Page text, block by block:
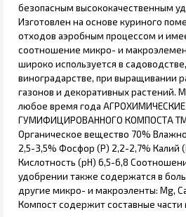
безопасным высококачественным
Изготовлен на основе куриного
отходов аэробным процессом и
соотношение микро- и
широко используется в
виноградарстве, при выращивании
газонов и декоративных растений.
любое время года
ГУМИФИЦИРОВАННОГО КОМПОСТА ТМ
Органическое вещество 70%
2,5-3,5% Фосфор (P) 2,2-2,7% Калий
Кислотность (pH) 6,5-6,8
удобрении также содержатся в
другие микро- и макроэленты: Mg,
Компост содержит составные части